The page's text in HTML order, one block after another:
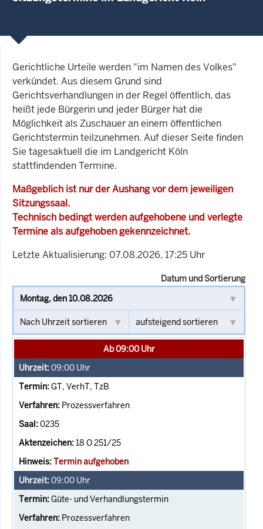
Gerichtliche Urteile werden "im Namen des Volkes"
verkündet. Aus diesem Grund sind
Gerichtsverhandlungen in der Regel öffentlich, das
heißt jede Bürgerin und jeder Bürger hat die
Möglichkeit als Zuschauer an einem öffentlichen
Gerichtstermin teilzunehmen. Auf dieser Seite finden
Sie tagesaktuell die im Landgericht Köln
stattfindenden Termine.
Maßgeblich ist nur der Aushang vor dem jeweiligen
Sitzungssaal.
Technisch bedingt werden aufgehobene und verlegte
Termine als aufgehoben gekennzeichnet.
Letzte Aktualisierung: 07.08.2026, 17:25 Uhr
Datum und Sortierung
Ab 09:00 Uhr
09:00 Uhr
GT, VerhT, TzB
Prozessverfahren
0235
18 O 251/25
Termin aufgehoben
09:00 Uhr
Güte- und Verhandlungstermin
Prozessverfahren